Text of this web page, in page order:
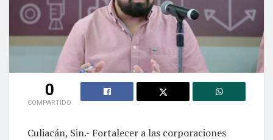
0
COMPARTIDO
Culiacán, Sin.- Fortalecer a las corporaciones